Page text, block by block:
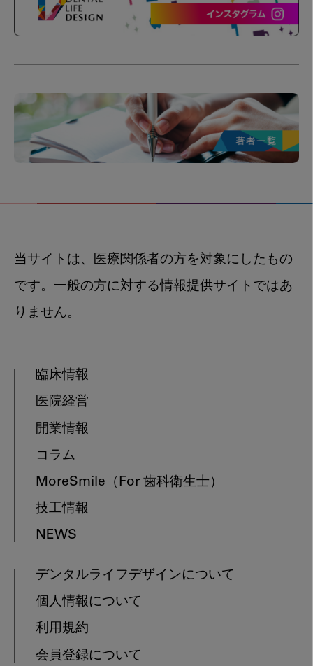
当サイトは、医療関係者の方を対象にしたもの
です。一般の方に対する情報提供サイトではあ
りません。
臨床情報
医院経営
開業情報
コラム
MoreSmile （For 歯科衛生士）
技工情報
NEWS
デンタルライフデザインについて
個人情報について
利用規約
会員登録について